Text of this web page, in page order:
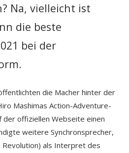
Na, vielleicht ist
die beste
bei der
die Macher hinter der
Mashimas Action-Adventure-
der offiziellen Webseite einen
weitere Synchronsprecher,
Revolution) als Interpret des